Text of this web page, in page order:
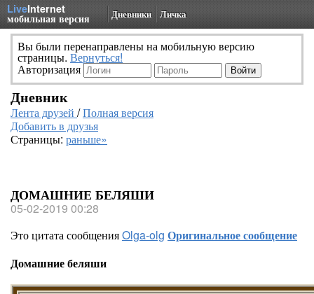
LiveInternet
мобильная версия Дневники Личка
Вы были перенаправлены на мобильную версию
страницы. Вернуться!
Авторизация
Дневник
Лента друзей /Полная версия
Добавить в друзья
Страницы: раньше»
ДОМАШНИЕ БЕЛЯШИ
05-02-2019 00:28
Это цитата сообщенияOlga-olg Оригинальное сообщение
Домашние беляши